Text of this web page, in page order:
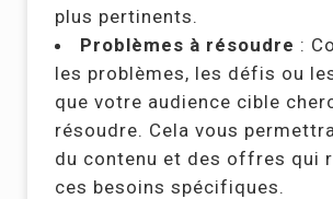
plus pertinents.
Problèmes à résoudre :
les problèmes, les défis ou
que votre audience cible
résoudre. Cela vous
du contenu et des offres qui
ces besoins spécifiques.